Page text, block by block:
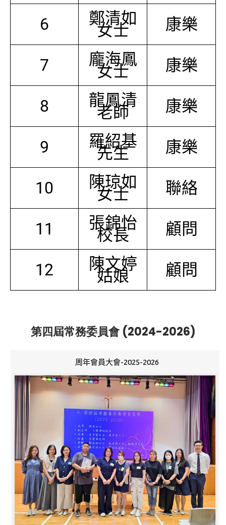
6 鄭清如
女士 康樂
7 龐海鳳
女士 康樂
8 龍鳳清
老師 康樂
9 羅紹基
先生 康樂
10 陳琼如
女士 聯絡
11 張錦怡
校長 顧問
12 陳文婷
姑娘 顧問
第四屆常務委員會 (2024-2026)
周年會員大會-2025-2026